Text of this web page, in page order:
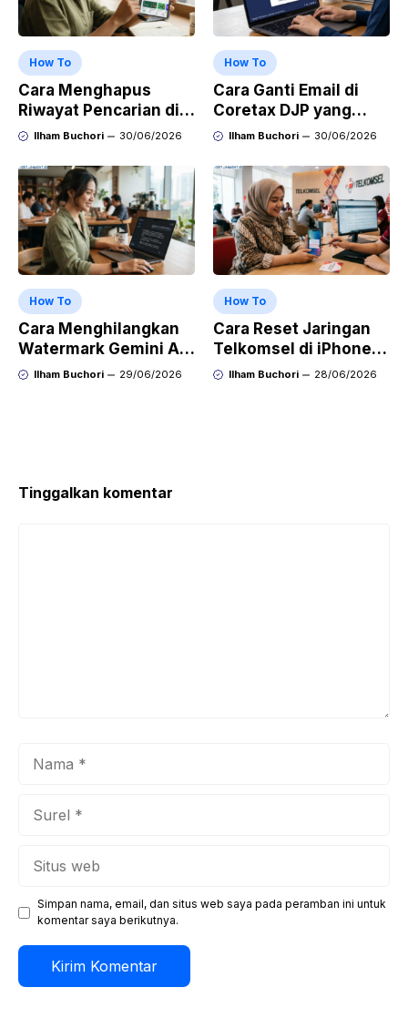
How To
Cara Menghapus
Riwayat Pencarian di
Play Store di HP
OPPO, dan Vivo
Ilham Buchori 30/06/2026
How To
Cara Ganti Email di
Coretax DJP yang
Sudah Tidak Aktif
Ilham Buchori 30/06/2026
How To
Cara Menghilangkan
Watermark Gemini AI
dengan Mudah Hasil
Ilham Buchori 29/06/2026
How To
Cara Reset Jaringan
Telkomsel di iPhone
agar Koneksi Stabil
Ilham Buchori 28/06/2026
Tinggalkan komentar
Simpan nama, email, dan situs web saya pada peramban ini untuk
komentar saya berikutnya.